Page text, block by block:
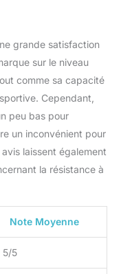
d'un freinage
silencieux
la souplesse
distingue par
aluminium
qui le rend
et silencieux
à la
grande satisfaction
sur le niveau
comme sa capacité
Cependant,
peu bas pour
un inconvénient pour
laissent également
la résistance à
Note Moyenne
5/5